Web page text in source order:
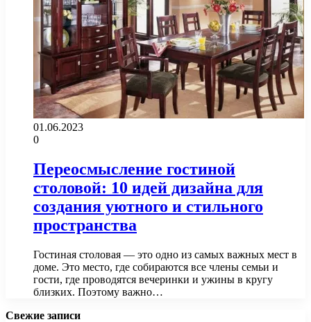
01.06.2023
0
Переосмысление гостиной
столовой: 10 идей дизайна для
создания уютного и стильного
пространства
Гостиная столовая — это одно из самых важных мест в
доме. Это место, где собираются все члены семьи и
гости, где проводятся вечеринки и ужины в кругу
близких. Поэтому важно…
Свежие записи